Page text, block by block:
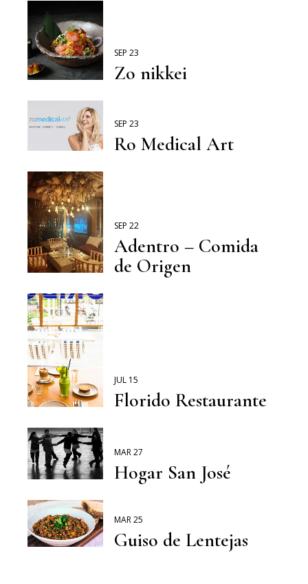
SEP 23
Zo nikkei
SEP 23
Ro Medical Art
SEP 22
Adentro – Comida
de Origen
JUL 15
Florido Restaurante
MAR 27
Hogar San José
MAR 25
Guiso de Lentejas